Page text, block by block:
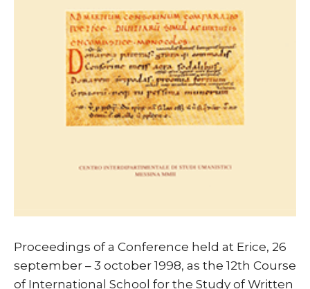
Proceedings of a Conference held at Erice, 26
september – 3 october 1998, as the 12th Course
of International School for the Study of Written